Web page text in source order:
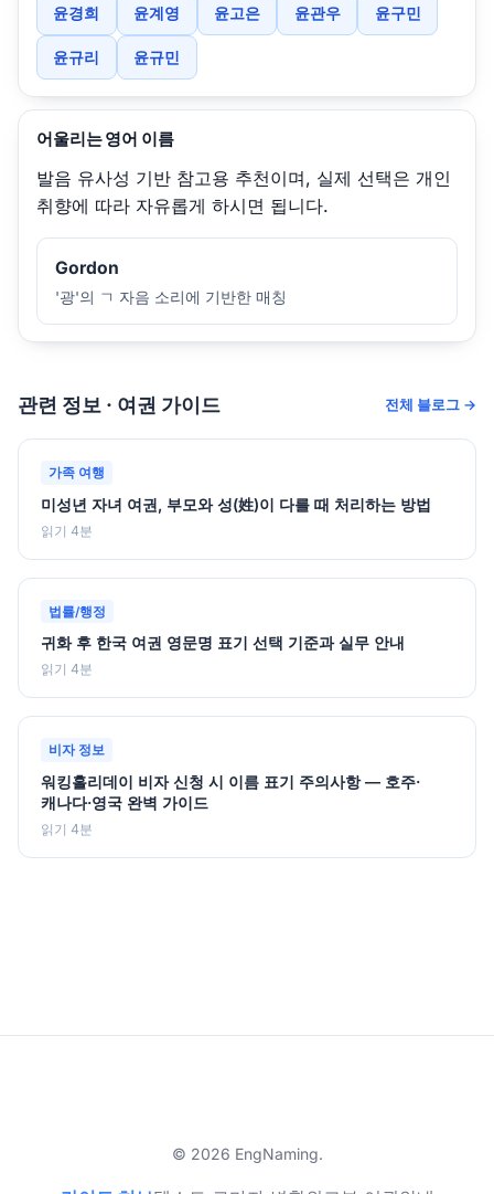
윤경희 윤계영 윤고은 윤관우 윤구민
윤규리 윤규민
어울리는 영어 이름
발음 유사성 기반 참고용 추천이며, 실제 선택은 개인
취향에 따라 자유롭게 하시면 됩니다.
Gordon
'광'의 ㄱ 자음 소리에 기반한 매칭
관련 정보 · 여권 가이드 전체 블로그 →
가족 여행
미성년 자녀 여권, 부모와 성(姓)이 다를 때 처리하는 방법
읽기 4분
법률/행정
귀화 후 한국 여권 영문명 표기 선택 기준과 실무 안내
읽기 4분
비자 정보
워킹홀리데이 비자 신청 시 이름 표기 주의사항 — 호주·
캐나다·영국 완벽 가이드
읽기 4분
© 2026 EngNaming.